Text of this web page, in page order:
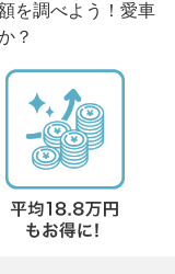
を調べよう！愛車
？